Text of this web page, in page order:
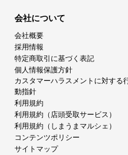
会社について
会社概要
採用情報
特定商取引に基づく表記
個人情報保護方針
カスタマーハラスメントに対する
動指針
利用規約
利用規約（店頭受取サービス）
利用規約（しまうまマルシェ）
コンテンツポリシー
サイトマップ